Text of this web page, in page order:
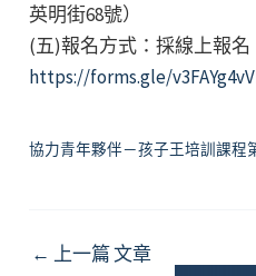
英明街68號）
(五)報名方式：採線上報名
https://forms.gle/
協力青年夥伴－孩子王培訓課程
Post
← 上一篇 文章